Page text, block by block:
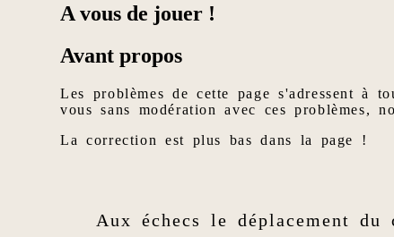
A vous de jouer !
Avant propos
Les problèmes de cette page s'adressent à
vous sans modération avec ces problèmes,
La correction est plus bas dans la page !
Aux échecs le déplacement